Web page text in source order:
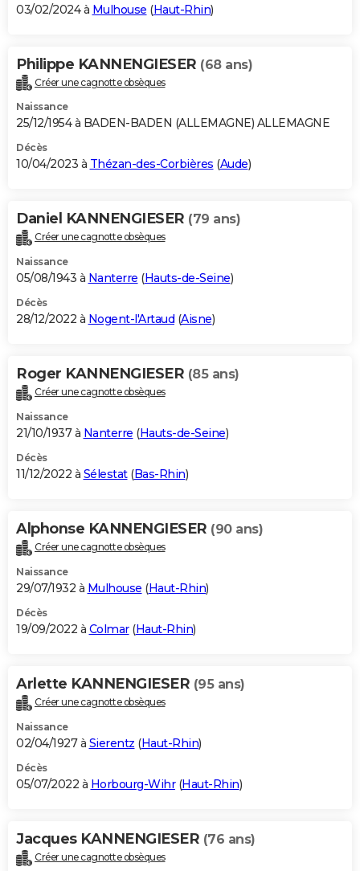
03/02/2024 à Mulhouse (Haut-Rhin)
Philippe KANNENGIESER (68 ans)
Créer une cagnotte obsèques
Naissance
25/12/1954 à BADEN-BADEN (ALLEMAGNE) ALLEMAGNE
Décès
10/04/2023 à Thézan-des-Corbières (Aude)
Daniel KANNENGIESER (79 ans)
Créer une cagnotte obsèques
Naissance
05/08/1943 à Nanterre (Hauts-de-Seine)
Décès
28/12/2022 à Nogent-l'Artaud (Aisne)
Roger KANNENGIESER (85 ans)
Créer une cagnotte obsèques
Naissance
21/10/1937 à Nanterre (Hauts-de-Seine)
Décès
11/12/2022 à Sélestat(Bas-Rhin)
Alphonse KANNENGIESER (90 ans)
Créer une cagnotte obsèques
Naissance
29/07/1932 à Mulhouse (Haut-Rhin)
Décès
19/09/2022 à Colmar(Haut-Rhin)
Arlette KANNENGIESER (95 ans)
Créer une cagnotte obsèques
Naissance
02/04/1927 à Sierentz (Haut-Rhin)
Décès
05/07/2022 à Horbourg-Wihr(Haut-Rhin)
Jacques KANNENGIESER (76 ans)
Créer une cagnotte obsèques